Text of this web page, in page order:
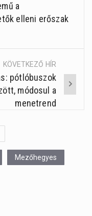
a
elleni erőszak
KÖVETKEZŐ HÍR
pótlóbuszok
módosul a
menetrend
Mezőhegyes